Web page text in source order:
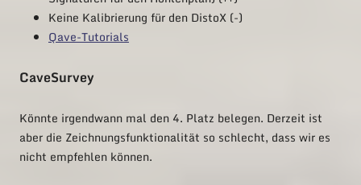
Keine Kalibrierung für den DistoX (-)
Qave-Tutorials
CaveSurvey
Könnte irgendwann mal den 4. Platz belegen. Derzeit ist
aber die Zeichnungsfunktionalität so schlecht, dass wir es
nicht empfehlen können.